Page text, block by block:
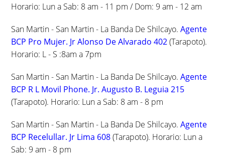
Horario: Lun a Sab: 8 am - 11 pm / Dom: 9 am - 12 am
San Martin - San Martin - La Banda De Shilcayo.Agente
BCP Pro Mujer. Jr Alonso De Alvarado 402(Tarapoto).
Horario: L - S :8am a 7pm
San Martin - San Martin - La Banda De Shilcayo.Agente
BCP R L Movil Phone. Jr. Augusto B. Leguia 215
(Tarapoto). Horario: Lun a Sab: 8 am - 8 pm
San Martin - San Martin - La Banda De Shilcayo.Agente
BCP Recelullar. Jr Lima 608(Tarapoto). Horario: Lun a
Sab: 9 am - 8 pm